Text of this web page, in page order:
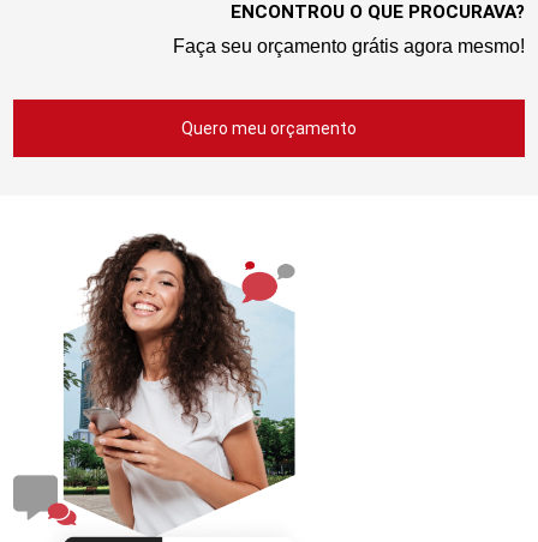
ENCONTROU O QUE PROCURAVA?
Faça seu orçamento grátis agora mesmo!
Quero meu orçamento